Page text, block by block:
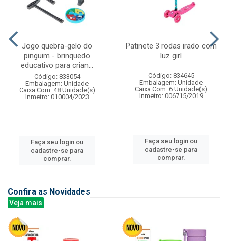
Jogo quebra-gelo do
pinguim - brinquedo
educativo para crian...
Código: 833054
Embalagem: Unidade
Caixa Com: 48 Unidade(s)
Inmetro: 010004/2023
Faça seu login ou
cadastre-se para
comprar.
Patinete 3 rodas irado com
luz girl
Código: 834645
Embalagem: Unidade
Caixa Com: 6 Unidade(s)
Inmetro: 006715/2019
Faça seu login ou
cadastre-se para
comprar.
Confira as Novidades
Veja mais